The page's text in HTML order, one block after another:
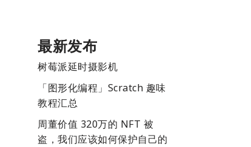
最新发布
树莓派延时摄影机
「图形化编程」Scratch 趣味
教程汇总
周董价值 320万的 NFT 被
盗，我们应该如何保护自己的